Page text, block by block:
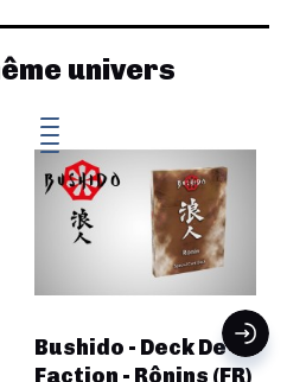
univers
Bushido - Deck De
Faction - Rônins (FR)